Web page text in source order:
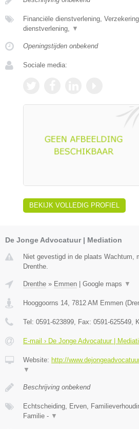
Financiële dienstverlening,
dienstverlening, ▼
Openingstijden onbekend
Sociale media:
BEKIJK VOLLEDIG PROFIEL
De Jonge Advocatuur | Mediation
Niet gevestigd in de plaats Wachtum,
Drenthe.
Drenthe » Emmen Google maps ▼
Hooggoorns 14, 7812 AM Emmen (
Tel: 0591-623899, Fax: 0591-625549,
E-mail › De Jonge Advocatuur |
Website: http://
▼
Beschrijving onbekend
Echtscheiding, Erven,
Familie - ▼